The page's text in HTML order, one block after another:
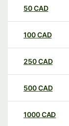
50CAD
100CAD
250CAD
500CAD
1000CAD